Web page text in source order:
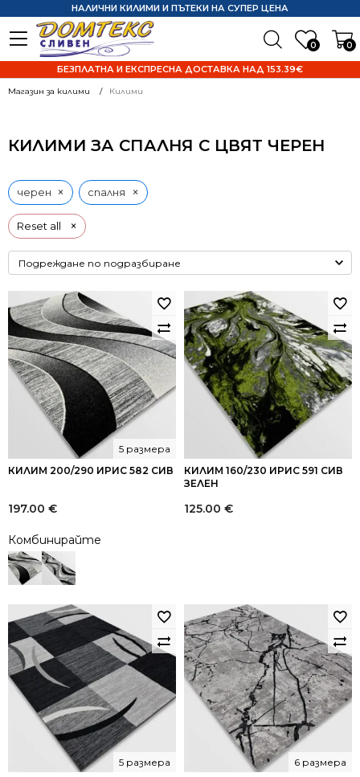
0 0
НАЛИЧНИ КИЛИМИ И ПЪТЕКИ НА СУПЕР ЦЕНА
БЕЗПЛАТНА И ЕКСПРЕСНА ДОСТАВКА НАД 153.39€
Магазин за килими Килими
КИЛИМИ ЗА СПАЛНЯ С ЦВЯТ ЧЕРЕН
Reset all ×
черен × спалня ×
КИЛИМ 200/290 ИРИС 582 СИВ
5 размера
197.00 €
Комбинирайте
КИЛИМ 160/230 ИРИС 591 СИВ
ЗЕЛЕН
125.00 €
5 размера 6 размера